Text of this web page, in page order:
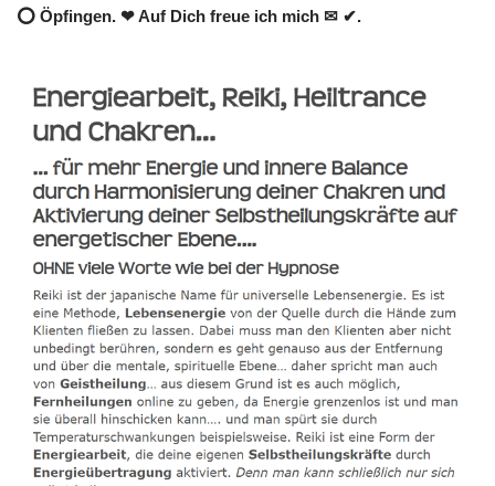
⭕ Öpfingen. ❤ Auf Dich freue ich mich ✉ ✔.